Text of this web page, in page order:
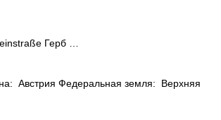
Герб …
Австрия Федеральная земля: Верхняя